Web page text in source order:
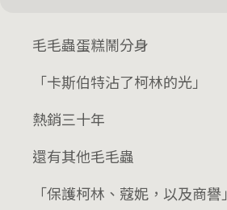
毛毛蟲蛋糕鬧分身
「卡斯伯特沾了柯林的光」
熱銷三十年
還有其他毛毛蟲
「保護柯林、蔻妮，以及商譽」